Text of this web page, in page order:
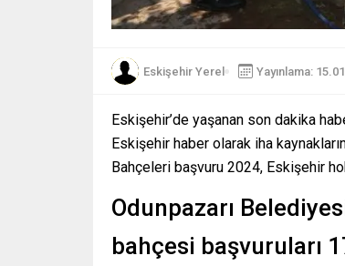
Eskişehir Yerel Yayınlama:
Eskişehir’de yaşanan son dakika
Eskişehir haber olarak iha
Bahçeleri başvuru 2024, Eskişehir
Odunpazarı
bahçesi başvuruları